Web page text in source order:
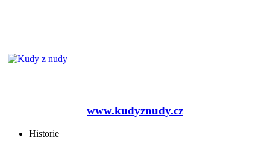
www.kudyznudy.cz
Historie